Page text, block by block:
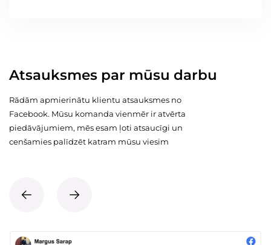
Atsauksmes par mūsu darbu
Rādām apmierinātu klientu atsauksmes no
Facebook. Mūsu komanda vienmēr ir atvērta
piedāvājumiem, mēs esam ļoti atsaucīgi un
cenšamies palīdzēt katram mūsu viesim